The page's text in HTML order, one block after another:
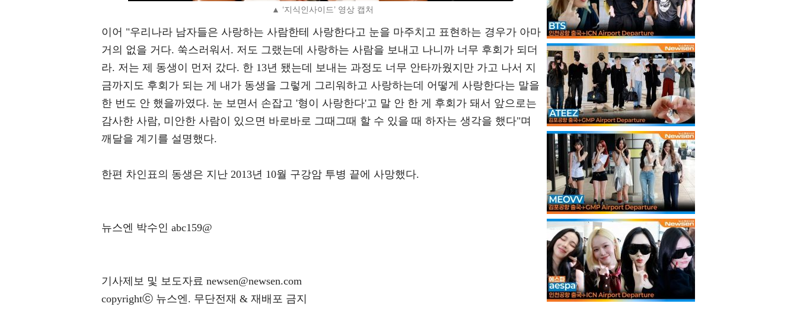
▲ ‘지식인사이드’ 영상 캡처
이어 "우리나라 남자들은 사랑하는 사람한테 사랑한다고 눈을 마주치고 표현하는 경우가 아마
거의 없을 거다. 쑥스러워서. 저도 그랬는데 사랑하는 사람을 보내고 나니까 너무 후회가 되더
라. 저는 제 동생이 먼저 갔다. 한 13년 됐는데 보내는 과정도 너무 안타까웠지만 가고 나서 지
금까지도 후회가 되는 게 내가 동생을 그렇게 그리워하고 사랑하는데 어떻게 사랑한다는 말을
한 번도 안 했을까였다. 눈 보면서 손잡고 '형이 사랑한다'고 말 안 한 게 후회가 돼서 앞으로는
감사한 사람, 미안한 사람이 있으면 바로바로 그때그때 할 수 있을 때 하자는 생각을 했다"며
깨달을 계기를 설명했다.
한편 차인표의 동생은 지난 2013년 10월 구강암 투병 끝에 사망했다.
뉴스엔 박수인 abc159@
기사제보 및 보도자료 newsen@newsen.com
copyrightⓒ 뉴스엔. 무단전재 & 재배포 금지